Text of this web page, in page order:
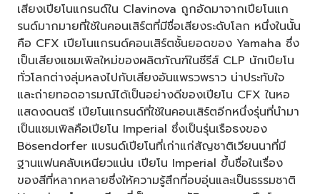
เสียงเปียโนแกรนด์ใน Clavinova ถูกอัดมาจากเปียโนแก
รนด์มากมายที่ใช้ในคอนเสิร์ตที่มีชื่อเสียงระดับโลก หนึ่งในนั้น
คือ CFX เปียโนแกรนด์คอนเสิร์ตชั้นยอดของ Yamaha ซึ่ง
เป็นเสียงแซมเพิลใหม่ของผลิตภัณฑ์ในซีรีส์ CLP นักเปียโน
ทั่วโลกต่างลุ่มหลงไปกับเสียงอันแพรวพราว น่าประทับใจ
และถ่ายทอดอารมณ์ได้เป็นอย่างดีของเปียโน CFX ในหอ
แสดงดนตรี เปียโนแกรนด์ที่ใช้ในคอนเสิร์ตอีกหนึ่งรุ่นที่นำมา
เป็นแซมเพิลคือเปียโน Imperial ซึ่งเป็นรุ่นเรือธงของ
Bösendorfer แบรนด์เปียโนที่เก่าแก่สัญชาติเวียนนาที่มี
ฐานแฟนคลับเหนียวแน่น เปียโน Imperial ขึ้นชื่อในเรื่อง
ของสีที่หลากหลายซึ่งให้ความรู้สึกที่อบอุ่นและเป็นธรรมชาติ